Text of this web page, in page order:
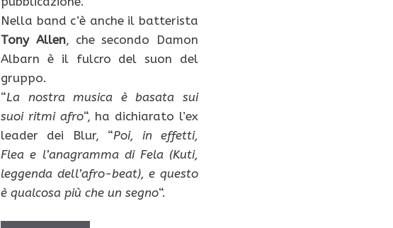
Nella band c’è anche il batterista
Tony Allen, che secondo Damon
Albarn è il fulcro del suon del
gruppo.
“La nostra musica è basata sui
suoi ritmi afro“, ha dichiarato l’ex
leader dei Blur, “Poi, in effetti,
Flea e l’anagramma di Fela (Kuti,
leggenda dell’afro-beat), e questo
è qualcosa più che un segno“.